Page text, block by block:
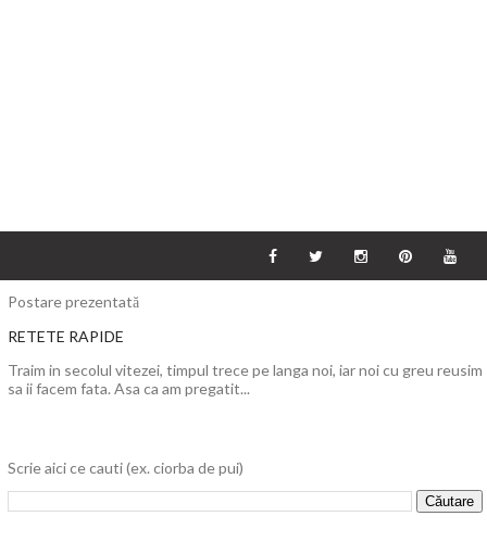
Postare prezentată
RETETE RAPIDE
Traim in secolul vitezei, timpul trece pe langa noi, iar noi cu greu reusim
sa ii facem fata. Asa ca am pregatit...
Scrie aici ce cauti (ex. ciorba de pui)